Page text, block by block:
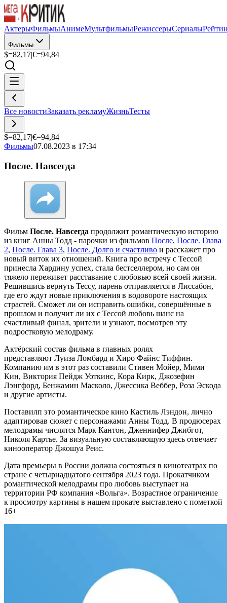
АктерыФильмыАнимеМультфильмыРежиссерыСериалы
Фильмы
$=82,17|€=94,84
Все новостиЗаказать рекламуЖизньТесты
$=82,17|€=94,84
Фильмы07.08.2023 в 17:34
После. Навсегда
Фильм После. Навсегда продолжит романтическую историю
из книг Анны Тодд - парочки из фильмов После, После. Глава
2, После. Глава 3, После. Долго и счастливо и расскажет про
новый виток их отношений. Книга про встречу с Тессой
принесла Хардину успех, стала бестселлером, но сам он
тяжело переживет расставание с любовью всей своей жизни.
Решившись вернуть Тессу, парень отправляется в Лиссабон,
где его ждут новые приключения в водовороте настоящих
страстей. Сможет ли он исправить ошибки, совершённые в
прошлом и получит ли их с Тессой любовь шанс на
счастливый финал, зрители и узнают, посмотрев эту
подростковую мелодраму.
Актёрский состав фильма в главных ролях
представляют Луиза Ломбард и Хиро Файнс Тиффин.
Компанию им в этот раз составили Стивен Мойер, Мими
Кин, Виктория Пейдж Уоткинс, Кора Кирк, Джозефин
Лэнгфорд, Бенжамин Масколо, Джессика Веббер, Роза Эскода
и другие артисты.
Поставилп это романтическое кино Кастиль Лэндон, лично
адаптировав сюжет с персонажами Анны Тодд. В продюсерах
мелодрамы числятся Марк Кантон, Дженнифер Джибгот,
Николя Картье. За визуальную составляющую здесь отвечает
кинооператор Джошуа Реис.
Дата премьеры в России должна состояться в кинотеатрах по
стране с четырнадцатого сентября 2023 года. Прокатчиком
романтической мелодрамы про любовь выступает на
территории РФ компания «Вольга». Возрастное ограничение
к просмотру картины в нашем прокате выставлено с пометкой
16+